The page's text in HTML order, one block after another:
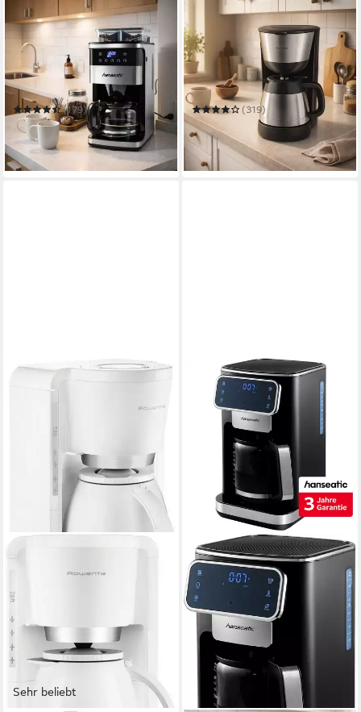
HANSEATIC
Kaffeemaschine mit
Mahlwerk HCMG105015SD
Kaffeekanne
15 Tassen
Abschaltautomatik
Zeitfunktionen
(179)
99,99 € UVP179,99 €
-44%
in 2-3 Werktagen bei dir
HANSEATIC
Filterkaffeemaschine
HCM9001TJSD
1 l
Kaffeekanne
8 Tassen
Abschaltautomatik
Zeitfunktionen
(319)
39,99 € UVP79,99 €
-50%
in 2-3 Werktagen bei dir
Sehr beliebt